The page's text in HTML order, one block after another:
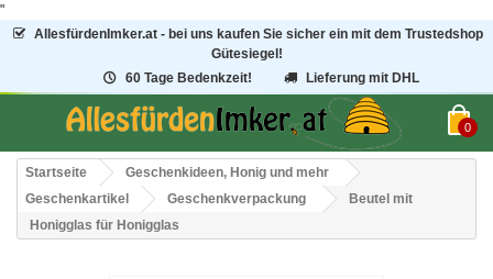
"
AllesfürdenImker.at - bei uns kaufen Sie sicher ein mit dem Trustedshop
Gütesiegel!
60 Tage Bedenkzeit!
Lieferung mit DHL
0
Startseite
Geschenkideen, Honig und mehr
Geschenkartikel
Geschenkverpackung
Beutel mit
Honigglas für Honigglas